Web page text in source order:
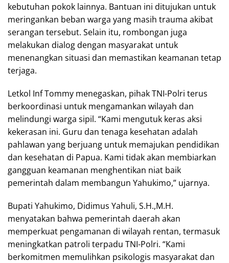
kebutuhan pokok lainnya. Bantuan ini ditujukan untuk
meringankan beban warga yang masih trauma akibat
serangan tersebut. Selain itu, rombongan juga
melakukan dialog dengan masyarakat untuk
menenangkan situasi dan memastikan keamanan tetap
terjaga.
Letkol Inf Tommy menegaskan, pihak TNI-Polri terus
berkoordinasi untuk mengamankan wilayah dan
melindungi warga sipil. “Kami mengutuk keras aksi
kekerasan ini. Guru dan tenaga kesehatan adalah
pahlawan yang berjuang untuk memajukan pendidikan
dan kesehatan di Papua. Kami tidak akan membiarkan
gangguan keamanan menghentikan niat baik
pemerintah dalam membangun Yahukimo,” ujarnya.
Bupati Yahukimo, Didimus Yahuli, S.H.,M.H.
menyatakan bahwa pemerintah daerah akan
memperkuat pengamanan di wilayah rentan, termasuk
meningkatkan patroli terpadu TNI-Polri. “Kami
berkomitmen memulihkan psikologis masyarakat dan